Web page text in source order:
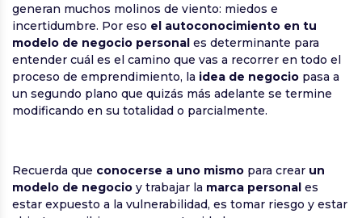
generan muchos molinos de viento: miedos e
incertidumbre. Por eso el autoconocimiento en tu
modelo de negocio personal es determinante para
entender cuál es el camino que vas a recorrer en todo el
proceso de emprendimiento, la idea de negocio pasa a
un segundo plano que quizás más adelante se termine
modificando en su totalidad o parcialmente.
Recuerda que conocerse a uno mismo para crear un
modelo de negocio y trabajar la marca personal es
estar expuesto a la vulnerabilidad, es tomar riesgo y estar